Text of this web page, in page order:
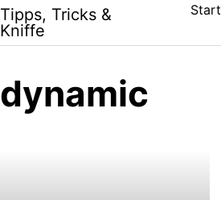
Tipps, Tricks &
Kniffe
dynamic